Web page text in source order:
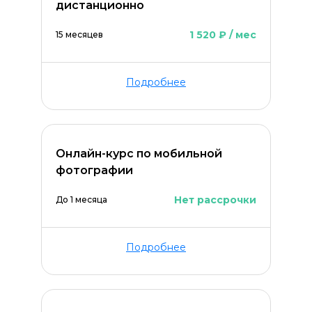
дистанционно
15 месяцев 1 520 ₽ / мес
Подробнее
Онлайн-курс по мобильной
фотографии
До 1 месяца Нет рассрочки
Подробнее